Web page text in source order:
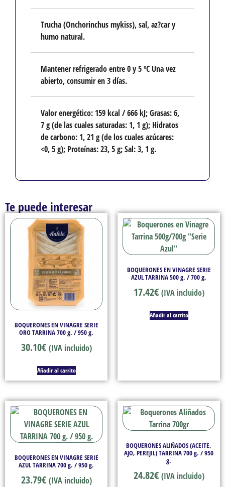
Trucha (Onchorinchus mykiss), sal, az?car y
humo natural.
Mantener refrigerado entre 0 y 5 ºC Una vez
abierto, consumir en 3 días.
Valor energético: 159 kcal / 666 kJ; Grasas: 6,
7 g (de las cuales saturadas: 1, 1 g); Hidratos
de carbono: 1, 21 g (de los cuales azúcares:
<0, 5 g); Proteínas: 23, 5 g; Sal: 3, 1 g.
Te puede interesar
BOQUERONES EN VINAGRE SERIE
ORO TARRINA 700 g. / 950 g.
30.10€ (IVA incluido)
Añadir al carrito
BOQUERONES EN VINAGRE SERIE
AZUL TARRINA 500 g. / 700 g.
17.42€ (IVA incluido)
Añadir al carrito
BOQUERONES EN VINAGRE SERIE
AZUL TARRINA 700 g. / 950 g.
23.79€ (IVA incluido)
BOQUERONES ALIÑADOS (ACEITE,
AJO, PEREJIL) TARRINA 700 g. / 950
g.
24.82€ (IVA incluido)